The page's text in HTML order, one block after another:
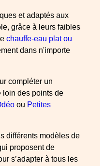
et adaptés aux
grâce à leurs faibles
chauffe-eau plat ou
dans n'importe
compléter un
loin des points de
ou Petites
différents modèles de
proposent de
s’adapter à tous les